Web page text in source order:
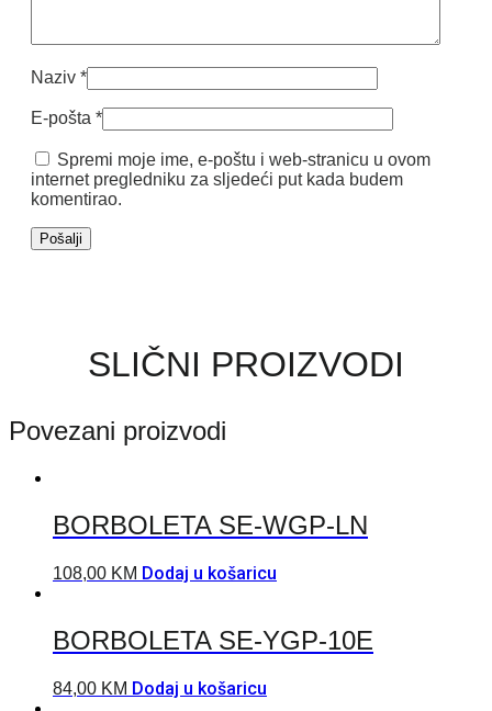
Naziv *
E-pošta *
Spremi moje ime, e-poštu i web-stranicu u ovom
internet pregledniku za sljedeći put kada budem
komentirao.
SLIČNI PROIZVODI
Povezani proizvodi
BORBOLETA SE-WGP-LN
108,00 KM Dodaj u košaricu
BORBOLETA SE-YGP-10E
84,00 KM Dodaj u košaricu